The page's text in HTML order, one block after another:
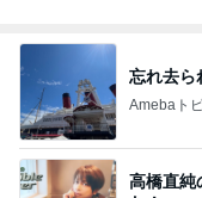
忘れ去ら
Amebaト
高橋直純